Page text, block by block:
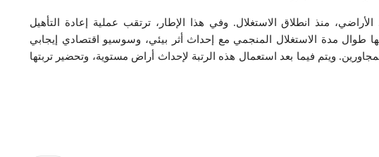
منذ انطلاق الاستغلال. وفي هذا الإطار، ترتقب عملية إعادة التأهيل
طوال مدة الاستغلال المنجمي مع إحداث أثر بيئي، وسوسيو اقتصادي إيجابي
ويتم فيما بعد استعمال هذه الرتبة لإحداث أراض مستوية، وتحضير تربتها